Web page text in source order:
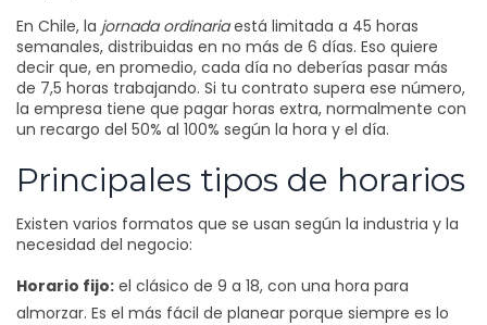
En Chile, la jornada ordinariaestá limitada a 45 horas
semanales, distribuidas en no más de 6 días. Eso quiere
decir que, en promedio, cada día no deberías pasar más
de 7,5 horas trabajando. Si tu contrato supera ese número,
la empresa tiene que pagar horas extra, normalmente con
un recargo del 50% al 100% según la hora y el día.
Principales tipos de horarios
Existen varios formatos que se usan según la industria y la
necesidad del negocio:
Horario fijo: el clásico de 9 a 18, con una hora para
almorzar. Es el más fácil de planear porque siempre es lo